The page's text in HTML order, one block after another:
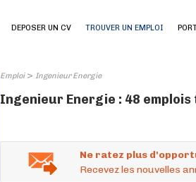
DEPOSER UN CV TROUVER UN EMPLOI
Emploi> Ingenieur Energie
Ingenieur Energie : 48
Ne ratez plus
Recevez les nouvelles